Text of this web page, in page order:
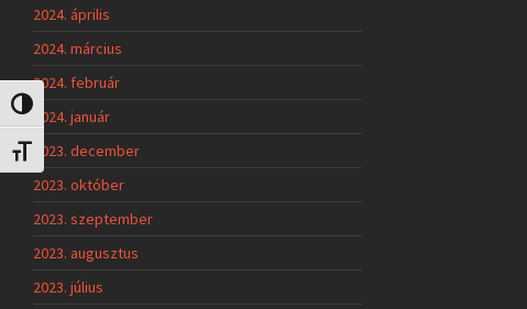
Nagy kontraszt váltása
Betűméret váltása
2024. április
2024. március
2024. február
2024. január
2023. december
2023. október
2023. szeptember
2023. augusztus
2023. július